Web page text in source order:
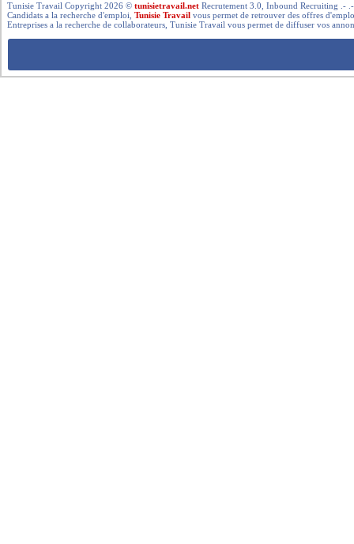
Tunisie Travail Copyright 2026 ©tunisietravail.net Recrutement 3.0, Inbound Recruiting .-
Candidats a la recherche d'emploi,Tunisie Travail vous permet de retrouver des offres
Entreprises a la recherche de collaborateurs, Tunisie Travail vous permet de diffuser vos